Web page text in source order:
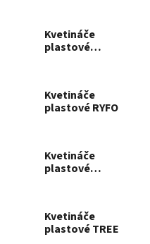
Kvetináče
plastové
Kvetináče
plastové RYFO
Kvetináče
plastové
Kvetináče
plastové TREE